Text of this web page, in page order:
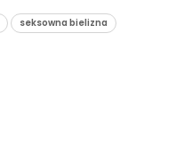
seksowna bielizna